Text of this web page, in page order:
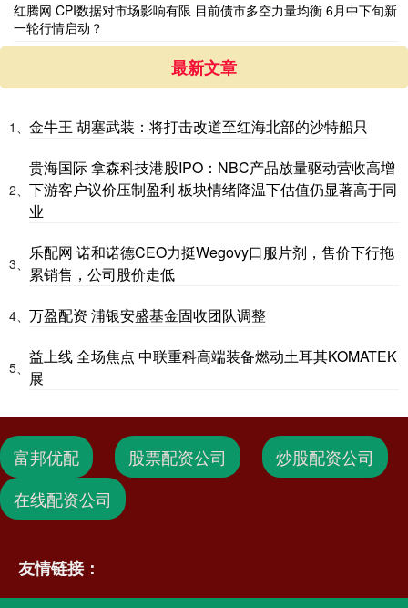
红腾网 CPI数据对市场影响有限 目前债市多空力量均衡 6月中下旬新
一轮行情启动？
最新文章
1、 金牛王 胡塞武装：将打击改道至红海北部的沙特船只
2、
贵海国际 拿森科技港股IPO：NBC产品放量驱动营收高增
下游客户议价压制盈利 板块情绪降温下估值仍显著高于同
业
3、
乐配网 诺和诺德CEO力挺Wegovy口服片剂，售价下行拖
累销售，公司股价走低
4、 万盈配资 浦银安盛基金固收团队调整
5、
益上线 全场焦点 中联重科高端装备燃动土耳其KOMATEK
展
富邦优配 股票配资公司
炒股配资公司
在线配资公司
友情链接：